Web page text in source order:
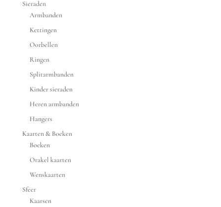
Sieraden
Armbanden
Kettingen
Oorbellen
Ringen
Splitarmbanden
Kinder sieraden
Heren armbanden
Hangers
Kaarten & Boeken
Boeken
Orakel kaarten
Wenskaarten
Sfeer
Kaarsen